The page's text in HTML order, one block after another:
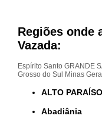
Regiões onde
Vazada:
Espírito Santo GRANDE
Grosso do Sul
Minas
ALTO
Abadiânia